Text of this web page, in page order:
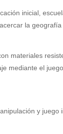
inicial,
la
materiales
mediante el
y juego